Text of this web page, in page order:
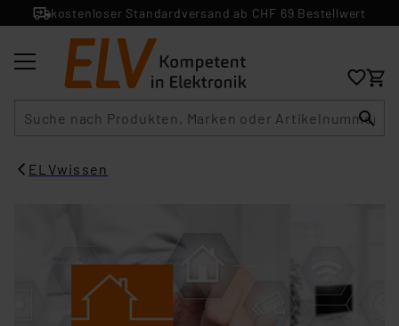
kostenloser Standardversand ab CHF 69 Bestellwert
ELVwissen